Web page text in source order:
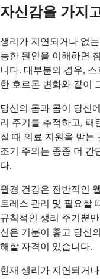
자신감을 가지
생리가 지연되거나 없
능한 원인을 이해하면
니다. 대부분의 경우,
한 호르몬 변화와 같이
당신의 몸과 몸이 당신
리 주기를 추적하고, 패
질 때 의료 지원을 받는
조기 주의는 종종 더 간
다.
월경 건강은 전반적인
트레스 관리 및 필요할
규칙적인 생리 주기뿐
신은 기분이 좋고 당신
해할 자격이 있습니다.
현재 생리가 지연되거